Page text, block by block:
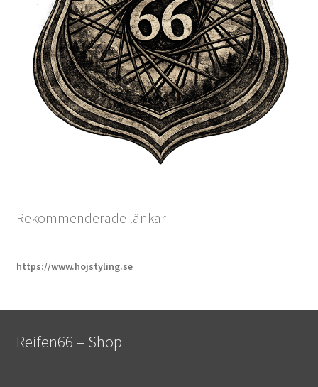
Rekommenderade länkar
https://www.hojstyling.se
Reifen66 – Shop